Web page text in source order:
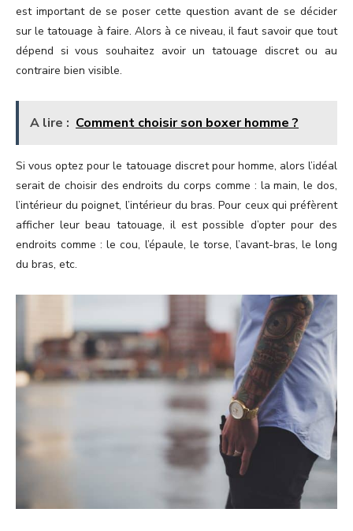
est important de se poser cette question avant de se décider
sur le tatouage à faire. Alors à ce niveau, il faut savoir que tout
dépend si vous souhaitez avoir un tatouage discret ou au
contraire bien visible.
A lire : Comment choisir son boxer homme ?
Si vous optez pour le tatouage discret pour homme, alors l’idéal
serait de choisir des endroits du corps comme : la main, le dos,
l’intérieur du poignet, l’intérieur du bras. Pour ceux qui préfèrent
afficher leur beau tatouage, il est possible d’opter pour des
endroits comme : le cou, l’épaule, le torse, l’avant-bras, le long
du bras, etc.